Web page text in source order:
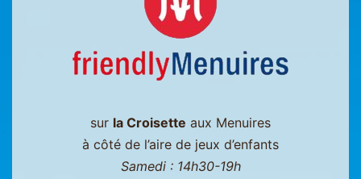
Thorens
sur la Croisette aux Menuires
à côté de l’aire de jeux d’enfants
Samedi : 14h30-19h